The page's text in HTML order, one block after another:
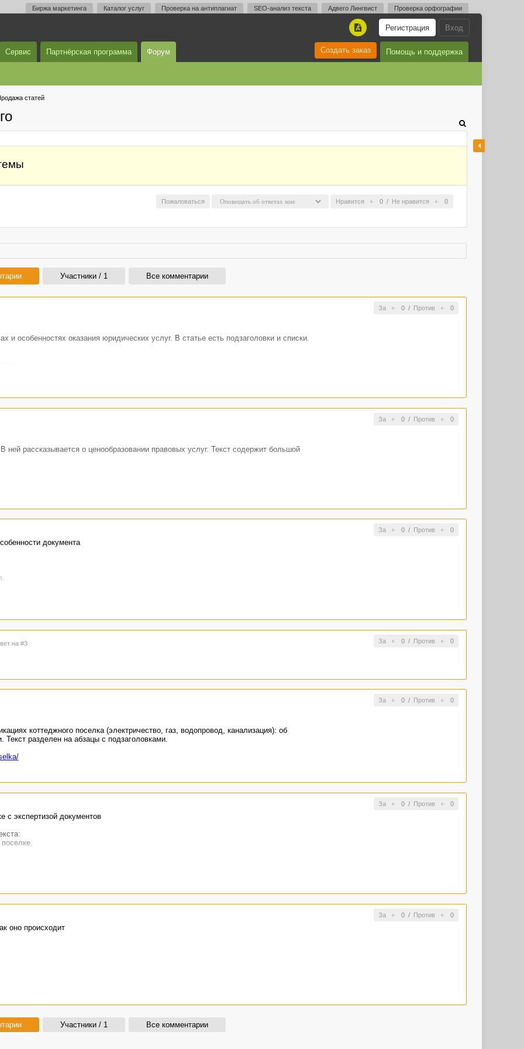
Биржа маркетинга Каталог услуг Проверка на антиплагиат SEO-анализ текста Адвего Лингвист Проверка орфографии
Вход
Регистрация
A
Сервис Партнёрская программа Форум Помощь и поддержка
Создать заказ
статей
Нравится 0 / Не нравится 0
Пожаловаться
Участники / 1 Все комментарии
За 0/ Против 0
и особенностях оказания юридических услуг. В статье есть подзаголовки и списки.
компании. В последней части текста говорится об обращении в юридическую
За 0/ Против 0
ней рассказывается о ценообразовании правовых услуг. Текст содержит большой
может использоваться для любого города (можно просто поменять название
За 0/ Против 0
документа
подзаголовки двух уровней и маркированные списки.
За 0/ Против 0
на #3
За 0/ Против 0
коттеджного поселка (электричество, газ, водопровод, канализация): об
Текст разделен на абзацы с подзаголовками.
За 0/ Против 0
с экспертизой документов
За 0/ Против 0
оно происходит
Участники / 1 Все комментарии